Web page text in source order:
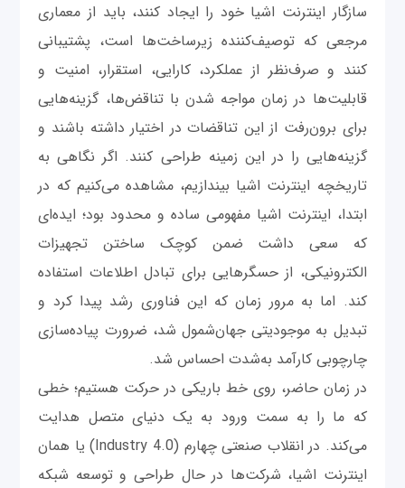
سازگار اینترنت اشیا خود را ایجاد کنند، باید از معماری
مرجعی که توصیف‌‌کننده زیرساخت‌ها است، پشتیبانی
کنند و صرف‌نظر از عملکرد، کارایی، استقرار، امنیت و
قابلیت‌ها در زمان مواجه شدن با تناقض‌ها، گزینه‌هایی
برای برون‌رفت از این تناقضات در اختیار داشته باشند و
گزینه‌هایی را در این زمینه طراحی کنند. اگر نگاهی به
تاریخچه اینترنت اشیا بیندازیم، مشاهده می‌کنیم که در
ابتدا، اینترنت اشیا مفهومی ساده و محدود بود؛ ایده‌ای
که سعی داشت ضمن کوچک ساختن تجهیزات
الکترونیکی، از حسگرهایی برای تبادل اطلاعات استفاده
کند. اما به مرور زمان که این فناوری رشد پیدا کرد و
تبدیل به موجودیتی جهان‌شمول شد، ضرورت پیاده‌سازی
چارچوبی کارآمد به‌شدت احساس شد.
در زمان حاضر، روی خط باریکی در حرکت هستیم؛ خطی
که ما را به سمت ورود به یک دنیای متصل هدایت
می‌کند. در انقلاب صنعتی چهارم (Industry 4.0) یا همان
اینترنت اشیا، شرکت‌ها در حال طراحی و توسعه شبکه